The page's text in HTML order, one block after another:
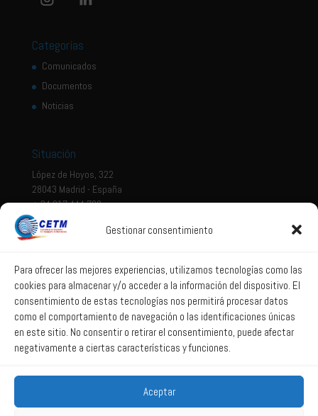
Gestionar consentimiento
Para ofrecer las mejores experiencias, utilizamos tecnologías como las
cookies para almacenar y/o acceder a la información del dispositivo. El
consentimiento de estas tecnologías nos permitirá procesar datos
como el comportamiento de navegación o las identificaciones únicas
en este sitio. No consentir o retirar el consentimiento, puede afectar
negativamente a ciertas características y funciones.
Aceptar
Categorías
Comunicados
Documentos
Noticias
Situación
López de Hoyos, 322
28043 Madrid - España
+ 34 917 444 700
Aviso legal
Política de privacidad
Política de Sistema Interno de Información
Política de Cookies
Correo web